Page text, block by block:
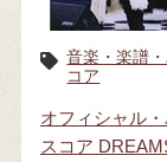
音楽・楽譜
コア
オフィシャル・
スコア